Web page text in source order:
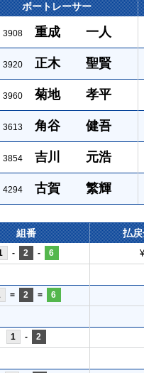
ボートレーサー
3908 重成 一人
3920 正木 聖賢
3960 菊地 孝平
3613 角谷 健吾
3854 吉川 元浩
4294 古賀 繁輝
組番 払
- 2 - 6
= 2 = 6
1 - 2